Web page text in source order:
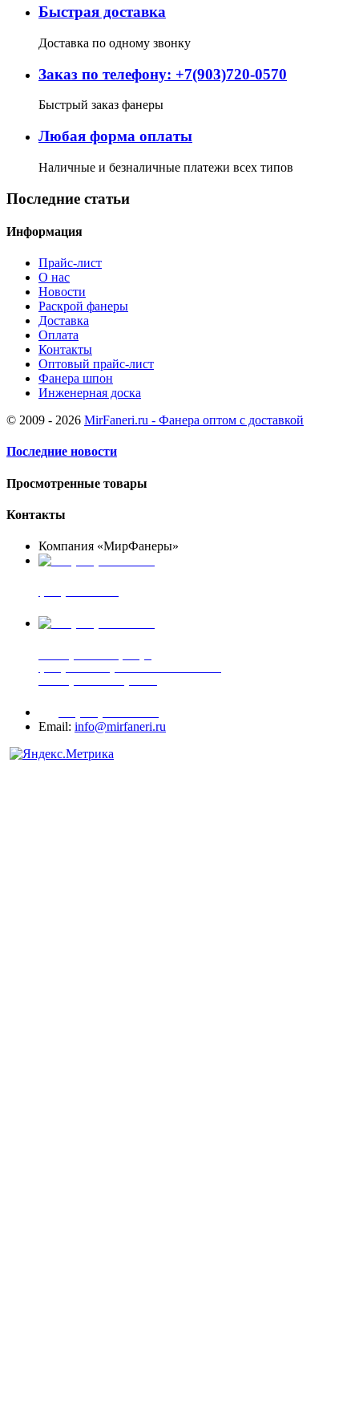
Быстрая доставка
Доставка по одному звонку
Заказ по телефону: +7(903)720-0570
Быстрый заказ фанеры
Любая форма оплаты
Наличные и безналичные платежи всех типов
Последние статьи
Информация
Прайс-лист
О нас
Новости
Раскрой фанеры
Доставка
Оплата
Контакты
Оптовый прайс-лист
Фанера шпон
Инженерная доска
© 2009 - 2026 MirFaneri.ru - Фанера оптом с доставкой
Последние новости
Просмотренные товары
Контакты
Компания «МирФанеры»
Email: info@mirfaneri.ru